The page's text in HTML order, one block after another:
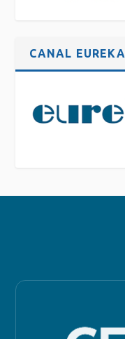
CANAL EUREKA